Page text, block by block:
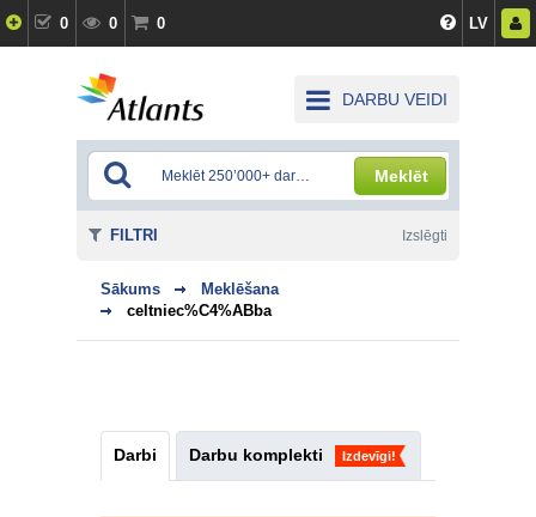
0 0 0 LV
DARBU VEIDI
Meklēt
Sākums
Meklēšana
celtniec%C4%ABba
Darbi Darbu komplekti Izdevīgi!
FILTRI Izslēgti